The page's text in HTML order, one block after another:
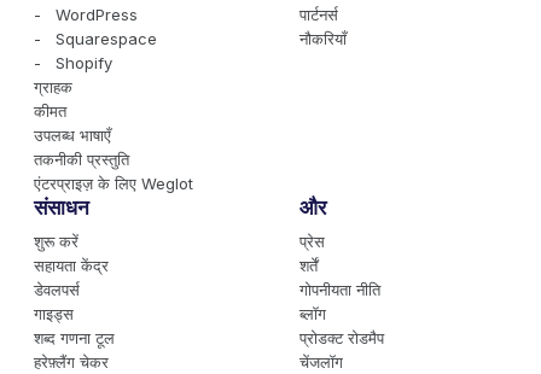
- WordPress
- Squarespace
- Shopify
ग्राहक
कीमत
उपलब्ध भाषाएँ
तकनीकी प्रस्तुति
एंटरप्राइज़ के लिए Weglot
पार्टनर्स
नौकरियाँ
संसाधन
शुरू करें
सहायता केंद्र
डेवलपर्स
गाइड्स
शब्द गणना टूल
हरेफ़्लैंग चेकर
और
प्रेस
शर्तें
गोपनीयता नीति
ब्लॉग
प्रोडक्ट रोडमैप
चेंजलॉग